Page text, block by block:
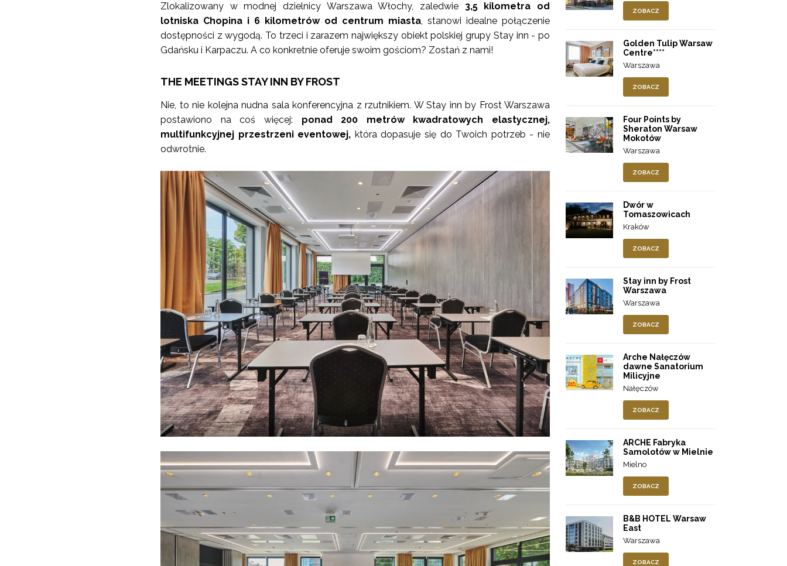
Zlokalizowany w modnej dzielnicy Warszawa Włochy, zaledwie 3,5 kilometra od
lotniska Chopina i 6 kilometrów od centrum miasta, stanowi idealne połączenie
dostępności z wygodą. To trzeci i zarazem największy obiekt polskiej grupy Stay inn - po
Gdańsku i Karpaczu. A co konkretnie oferuje swoim gościom? Zostań z nami!
THE MEETINGS STAY INN BY FROST
Nie, to nie kolejna nudna sala konferencyjna z rzutnikiem. W Stay inn by Frost Warszawa
postawiono na coś więcej: ponad 200 metrów kwadratowych elastycznej,
multifunkcyjnej przestrzeni eventowej, która dopasuje się do Twoich potrzeb - nie
odwrotnie.
ZOBACZ
Golden Tulip Warsaw
Centre****
Warszawa
ZOBACZ
Four Points by
Sheraton Warsaw
Mokotów
Warszawa
ZOBACZ
Dwór w
Tomaszowicach
Kraków
ZOBACZ
Stay inn by Frost
Warszawa
Warszawa
ZOBACZ
Arche Nałęczów
dawne Sanatorium
Milicyjne
Nałęczów
ZOBACZ
ARCHE Fabryka
Samolotów w Mielnie
Mielno
ZOBACZ
B&B HOTEL Warsaw
East
Warszawa
ZOBACZ